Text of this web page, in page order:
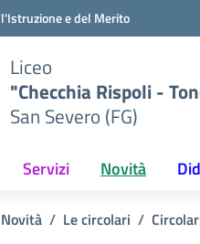
e del Merito
Liceo
"Checchia Rispoli -
San Severo (FG)
Servizi Novità
Novità Le circolari